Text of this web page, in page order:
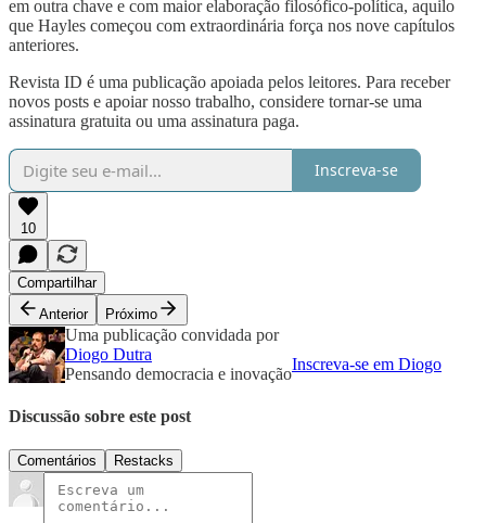
em outra chave e com maior elaboração filosófico-política, aquilo
que Hayles começou com extraordinária força nos nove capítulos
anteriores.
Revista ID é uma publicação apoiada pelos leitores. Para receber
novos posts e apoiar nosso trabalho, considere tornar-se uma
assinatura gratuita ou uma assinatura paga.
Inscreva-se
10
Compartilhar
Anterior
Próximo
Uma publicação convidada por
Diogo Dutra
Pensando democracia e inovação
Inscreva-se em Diogo
Discussão sobre este post
Comentários Restacks